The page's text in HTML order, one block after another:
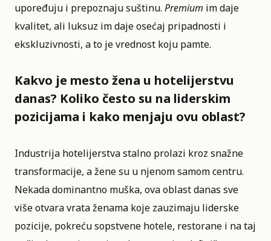
upoređuju i prepoznaju suštinu. Premium im daje
kvalitet, ali luksuz im daje osećaj pripadnosti i
ekskluzivnosti, a to je vrednost koju pamte.
Kakvo je mesto žena u hotelijerstvu
danas? Koliko često su na liderskim
pozicijama i kako menjaju ovu oblast?
Industrija hotelijerstva stalno prolazi kroz snažne
transformacije, a žene su u njenom samom centru.
Nekada dominantno muška, ova oblast danas sve
više otvara vrata ženama koje zauzimaju liderske
pozicije, pokreću sopstvene hotele, restorane i na taj